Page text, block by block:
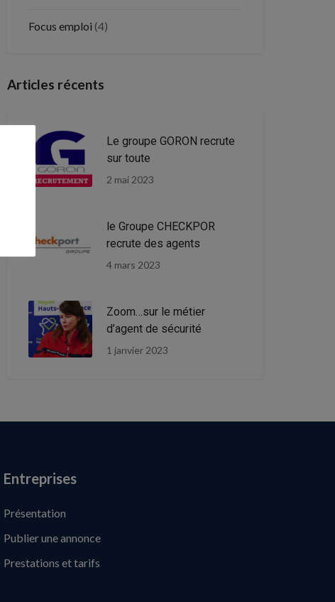
Focus emploi (4)
Articles récents
Le groupe GORON recrute
sur toute
2 mai 2023
le Groupe CHECKPOR
recrute des agents
4 mars 2023
Zoom…sur le métier
d’agent de sécurité
1 janvier 2023
Entreprises
Présentation
Publier une annonce
Prestations et tarifs